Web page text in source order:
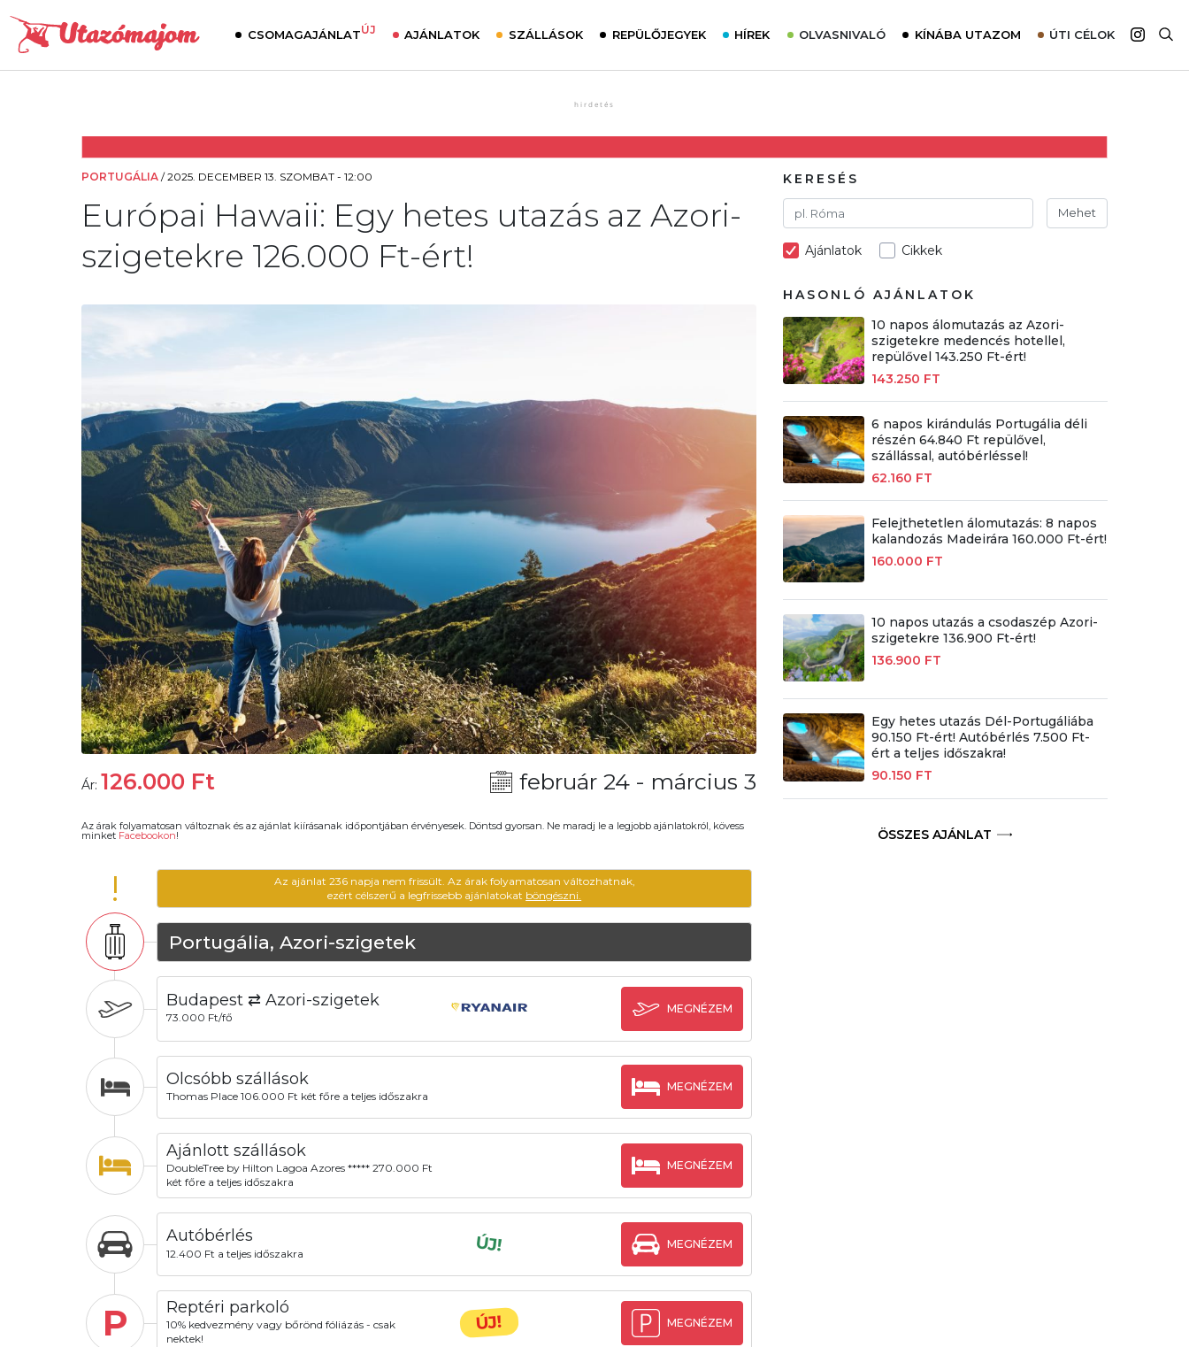
CSOMAGAJÁNLATÚJ AJÁNLATOK SZÁLLÁSOK REPÜLŐJEGYEK HÍREK OLVASNIVALÓ
Utazómajom – CitySIM kártya a világutazóknak
Élménybeszámolók
Szállodalátogatás
Sajtómegjelenések
KÍNÁBA UTAZOM ÚTI CÉLOK
Afrika
PORTUGÁLIA /2025. DECEMBER 13. SZOMBAT - 12:00
Európai Hawaii: Egy hetes utazás az Azori-
szigetekre 126.000 Ft-ért!
Ár: 126.000 Ft február 24 - március 3
Az árak folyamatosan változnak és az ajánlat kiírásanak időpontjában érvényesek. Döntsd gyorsan. Ne maradj le a legjobb ajánlatokról, kövess
minket Facebookon!
!
Az ajánlat 236 napja nem frissült. Az árak folyamatosan változhatnak,
ezért célszerű a legfrissebb ajánlatokat böngészni.
Portugália, Azori-szigetek
Budapest ⇄ Azori-szigetek
73.000 Ft/fő
MEGNÉZEM
Olcsóbb szállások
Thomas Place 106.000 Ft két főre a teljes időszakra
MEGNÉZEM
Ajánlott szállások
DoubleTree by Hilton Lagoa Azores ***** 270.000 Ft
két főre a teljes időszakra
MEGNÉZEM
Autóbérlés
12.400 Ft a teljes időszakra ÚJ! MEGNÉZEM
P Reptéri parkoló
10% kedvezmény vagy bőrönd fóliázás - csak
nektek!
ÚJ! MEGNÉZEM
KERESÉS
Mehet
Ajánlatok Cikkek
HASONLÓ AJÁNLATOK
10 napos álomutazás az Azori-
szigetekre medencés hotellel,
repülővel 143.250 Ft-ért!
143.250 FT
6 napos kirándulás Portugália déli
részén 64.840 Ft repülővel,
szállással, autóbérléssel!
62.160 FT
Felejthetetlen álomutazás: 8 napos
kalandozás Madeirára 160.000 Ft-ért!
160.000 FT
10 napos utazás a csodaszép Azori-
szigetekre 136.900 Ft-ért!
136.900 FT
Egy hetes utazás Dél-Portugáliába
90.150 Ft-ért! Autóbérlés 7.500 Ft-
ért a teljes időszakra!
90.150 FT
ÖSSZES AJÁNLAT